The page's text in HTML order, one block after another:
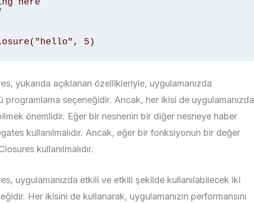
5)
yukarıda açıklanan özellikleriyle, uygulamanızda
programlama seçeneğidir. Ancak, her ikisi de uygulamanızda
önemlidir. Eğer bir nesnenin bir diğer nesneye haber
kullanılmalıdır. Ancak, eğer bir fonksiyonun bir değer
kullanılmalıdır.
uygulamanızda etkili ve etkili şekilde kullanılabilecek iki
Her ikisini de kullanarak, uygulamanızın performansını